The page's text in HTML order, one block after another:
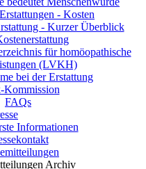
- Kosten
- Kurzer Überblick
für homöopathische
(LVKH)
bei der Erstattung
Kommission
FAQs
Informationen
Archiv